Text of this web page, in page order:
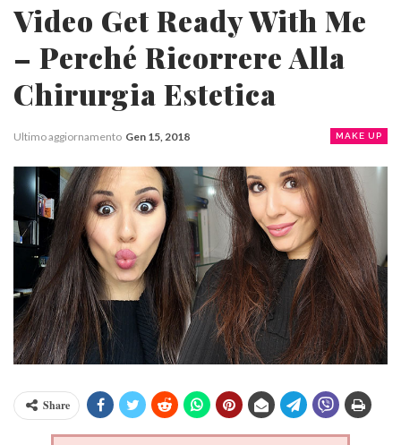
Video Get Ready With Me
– Perché Ricorrere Alla
Chirurgia Estetica
MAKE UP
Ultimo aggiornamento Gen 15, 2018
Share